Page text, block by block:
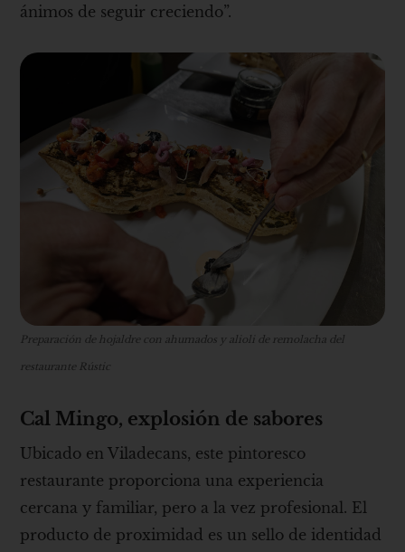
ánimos de seguir creciendo”.
Preparación de hojaldre con ahumados y alioli de remolacha del
restaurante Rústic
Cal Mingo, explosión de sabores
Ubicado en Viladecans, este pintoresco
restaurante proporciona una experiencia
cercana y familiar, pero a la vez profesional. El
producto de proximidad es un sello de identidad